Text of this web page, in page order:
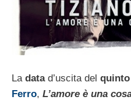
La datad’uscita del
Ferro, L’amore è una